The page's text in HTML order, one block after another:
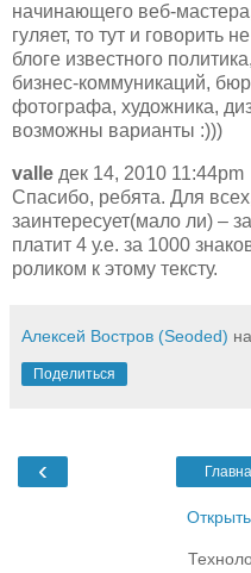
начинающего веб-
гуляет, то тут и говорить
блоге известного
бизнес-коммуникаций,
фотографа, художника,
возможны варианты :)))
valle дек 14, 2010 11:44pm
Спасибо, ребята. Для
заинтересует(мало ли) –
платит 4 у.е. за 1000
роликом к этому тексту.
Алексей Востров (Seoded) на
Поделиться
‹